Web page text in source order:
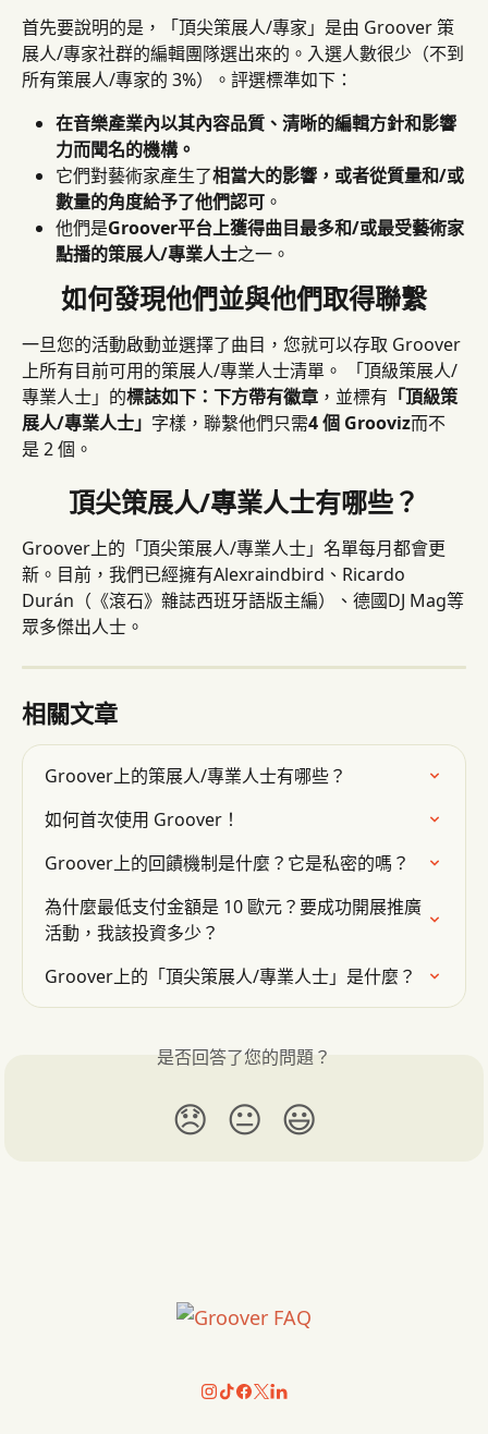
首先要說明的是，「頂尖策展人/專家」是由 Groover 策
展人/專家社群的編輯團隊選出來的。入選人數很少（不到
所有策展人/專家的 3%）。評選標準如下：
在音樂產業內以其內容品質、清晰的編輯方針和影響
力而聞名的機構。
它們對藝術家產生了相當大的影響，或者從質量和/或
數量的角度給予了他們認可 。
他們是Groover平台上獲得曲目最多和/或最受藝術家
點播的策展人/專業人士之一。
如何發現他們並與他們取得聯繫
一旦您的活動啟動並選擇了曲目，您就可以存取 Groover
上所有目前可用的策展人/專業人士清單。 「頂級策展人/
專業人士」的標誌如下：下方帶有徽章 ，並標有 「頂級策
展人/專業人士」 字樣，聯繫他們只需4 個 Grooviz而不
是 2 個。
頂尖策展人/專業人士有哪些？
Groover上的「頂尖策展人/專業人士」名單每月都會更
新。目前，我們已經擁有Alexraindbird、Ricardo
Durán（《滾石》雜誌西班牙語版主編）、德國DJ Mag等
眾多傑出人士。
相關文章
Groover上的策展人/專業人士有哪些？
如何首次使用 Groover！
Groover上的回饋機制是什麼？它是私密的嗎？
為什麼最低支付金額是 10 歐元？要成功開展推廣
活動，我該投資多少？
Groover上的「頂尖策展人/專業人士」是什麼？
是否回答了您的問題？
😞 😐 😃